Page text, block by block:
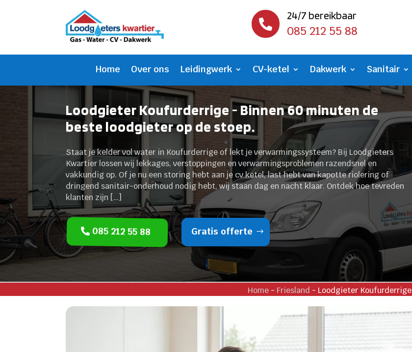

24/7 bereikbaar
085 212 55 88
Home Over ons Leidingwerk CV-ketel Dakwerk Sanitair
Loodgieter Koufurderrige - Binnen 60 minuten de
beste loodgieter op de stoep.
Staat je kelder vol water in Koufurderrige of lekt je verwarmingssysteem? Bij Loodgieters
Kwartier lossen wij lekkages, verstoppingen en verwarmingsproblemen razendsnel en
vakkundig op. Of je nu een storing hebt aan je cv ketel, last hebt van kapotte riolering of
dringend sanitair-onderhoud nodig hebt, wij staan dag en nacht klaar. Ontdek hoe tevreden
klanten zijn […]
085 212 55 88 Gratis offerte
Home - Friesland - Loodgieter Koufurderrige